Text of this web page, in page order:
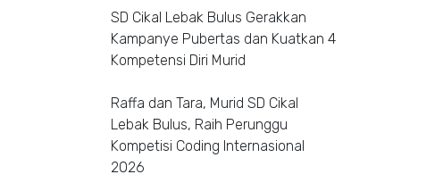
SD Cikal Lebak Bulus Gerakkan
Kampanye Pubertas dan Kuatkan 4
Kompetensi Diri Murid
Raffa dan Tara, Murid SD Cikal
Lebak Bulus, Raih Perunggu
Kompetisi Coding Internasional
2026